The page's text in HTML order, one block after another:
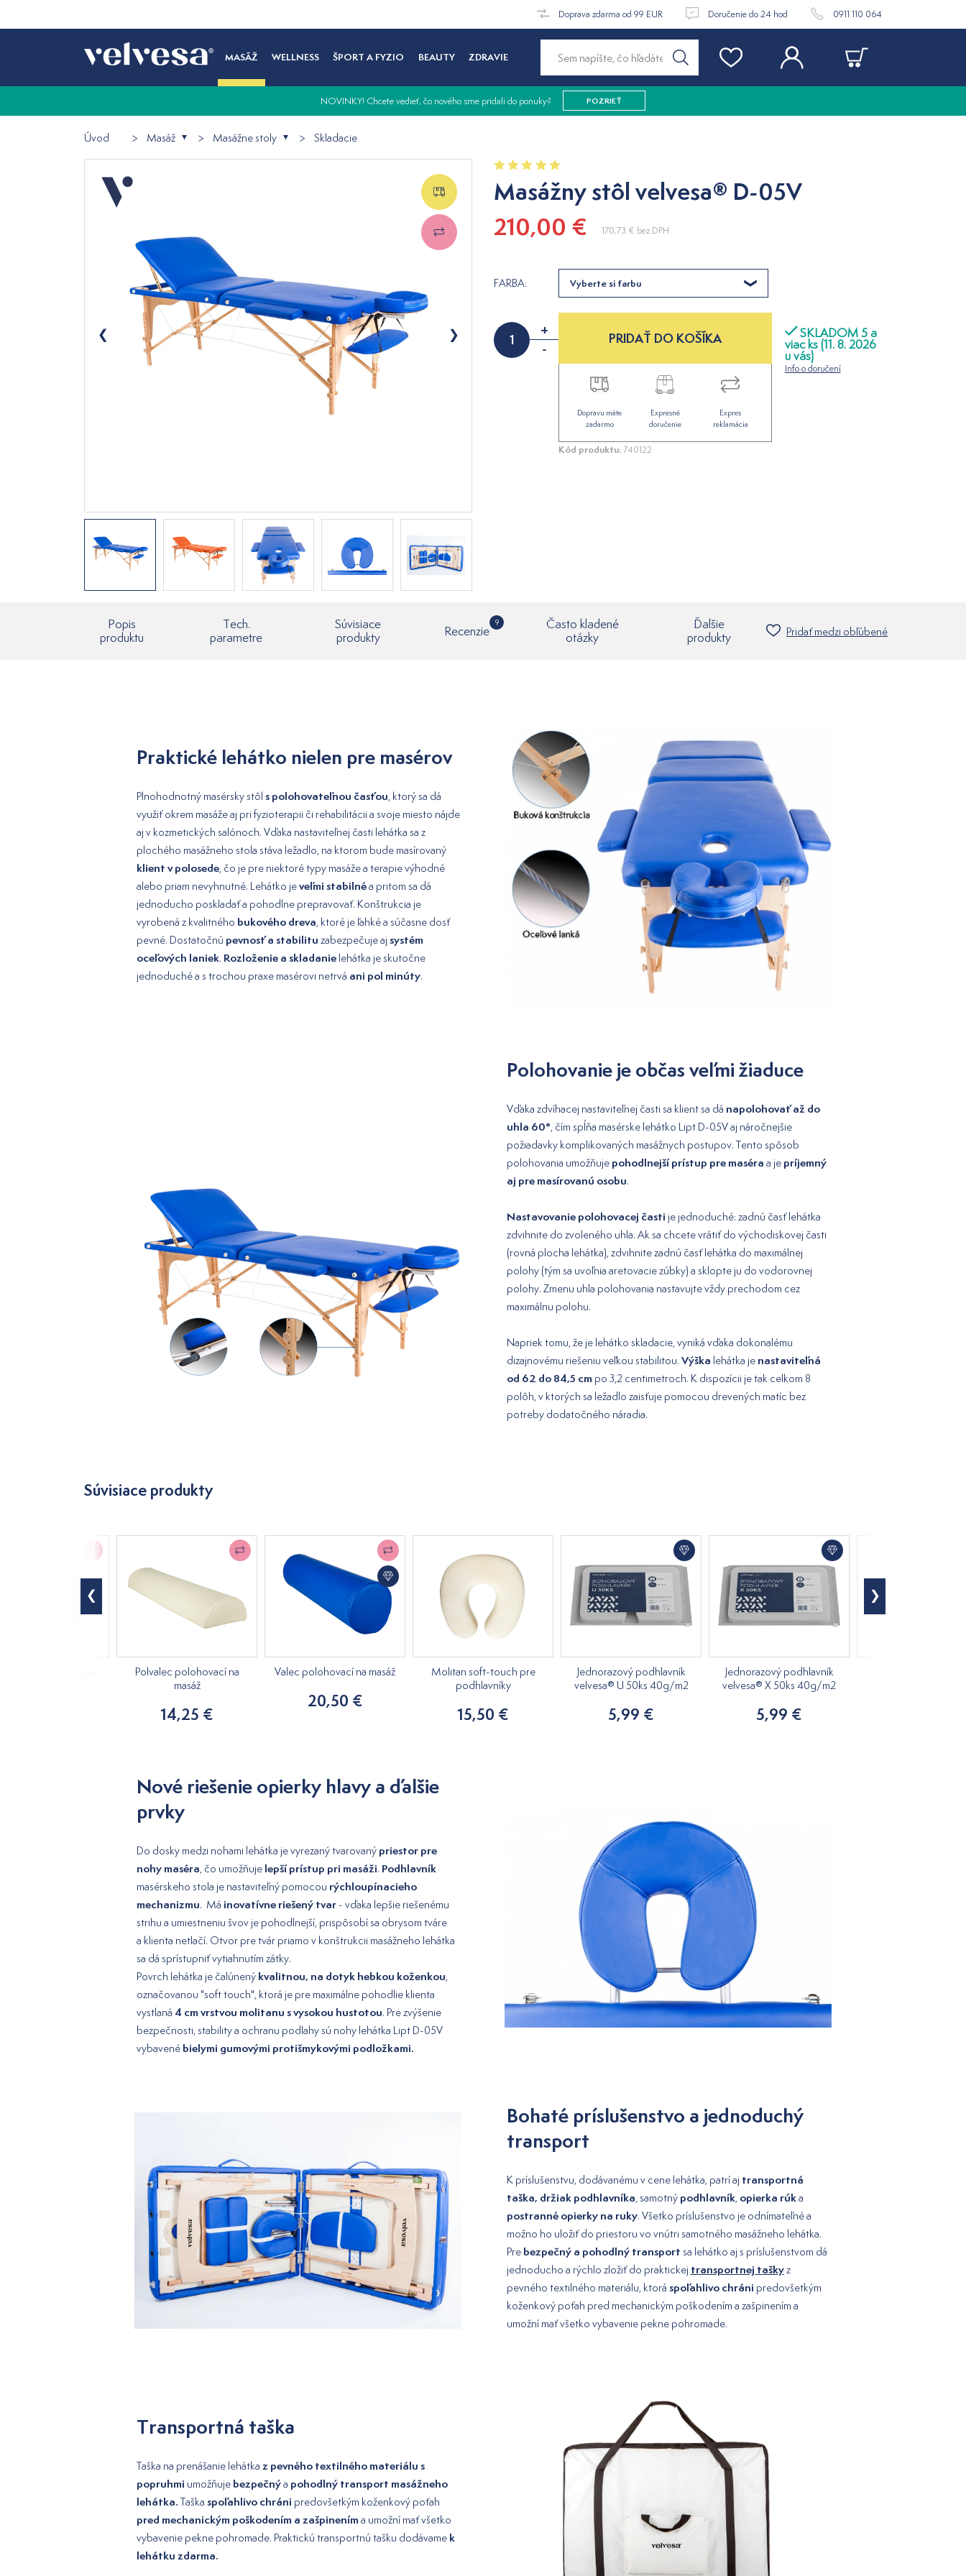
Doprava zdarma od 99 EUR Doručenie do 24 hod 0911 110 064
MASÁŽ WELLNESS ŠPORT A FYZIO BEAUTY ZDRAVIE
NOVINKY! Chcete vedieť, čo nového sme pridali do ponuky? POZRIEŤ
Úvod Masáž Masážne stoly Skladacie
Masážny stôl velvesa® D-05V
210,00 €
170,73 € bez DPH
FARBA: Vyberte si farbu
+
-
SKLADOM 5 a
viac ks (11. 8. 2026
u vás)
Info o doručení
PRIDAŤ DO KOŠÍKA
Dopravu máte
zadarmo
Expresné
doručenie
Expres
reklamácia
Kód produktu:740122
Popis
produktu
Tech.
parametre
Súvisiace
produkty
Recenzie
9
Často kladené
otázky
Ďalšie
produkty
Pridať medzi obľúbené
Praktické lehátko nielen pre masérov
Plnohodnotný masérsky stôl s polohovateľnou časťou , ktorý sa dá
využiť okrem masáže aj pri fyzioterapii či rehabilitácii a svoje miesto nájde
aj v kozmetických salónoch. Vďaka nastaviteľnej časti lehátka sa z
plochého masážneho stola stáva ležadlo, na ktorom bude masírovaný
klient v polosede, čo je pre niektoré typy masáže a terapie výhodné
alebo priam nevyhnutné. Lehátko jeveľmi stabilnéa pritom sa dá
jednoducho poskladať a pohodlne prepravovať. Konštrukcia je
vyrobená z kvalitného bukového dreva , ktoré je ľahké a súčasne dosť
pevné. Dostatočnú pevnosť a stabilitu zabezpečuje aj systém
oceľových laniek. Rozloženie a skladanielehátka je skutočne
jednoduché a s trochou praxe masérovi netrvá ani pol minúty.
Polohovanie je občas veľmi žiaduce
Vďaka zdvíhacej nastaviteľnej časti sa klient sa dá napolohovať až do
uhla 60° , čím spĺňa masérske lehátko Lipt D-05V aj náročnejšie
požiadavky komplikovaných masážnych postupov. Tento spôsob
polohovania umožňuje pohodlnejší prístup pre maséra a je príjemný
aj pre masírovanú osobu.
Nastavovanie polohovacej časti je jednoduché: zadnú časť lehátka
zdvihnite do zvoleného uhla. Ak sa chcete vrátiť do východiskovej časti
(rovná plocha lehátka), zdvihnite zadnú časť lehátka do maximálnej
polohy (tým sa uvoľnia aretovacie zúbky) a sklopte ju do vodorovnej
polohy. Zmenu uhla polohovania nastavujte vždy prechodom cez
maximálnu polohu.
Napriek tomu, že je lehátko skladacie, vyniká vďaka dokonalému
dizajnovému riešeniu veľkou stabilitou. Výška lehátka je nastaviteľná
od 62 do 84,5 cm po 3,2 centimetroch. K dispozícii je tak celkom 8
polôh, v ktorých sa ležadlo zaisťuje pomocou drevených matíc bez
potreby dodatočného náradia.
Súvisiace produkty
Polvalec polohovací na
masáž
14,25 €
Valec polohovací na masáž
20,50 €
Molitan soft-touch pre
podhlavníky
15,50 €
Jednorazový podhlavník
velvesa® U 50ks 40g/m2
5,99 €
Jednorazový podhlavník
velvesa® X 50ks 40g/m2
5,99 €
Nové riešenie opierky hlavy a ďalšie
prvky
Do dosky medzi nohami lehátka je vyrezaný tvarovaný priestor pre
nohy maséra, čo umožňuje lepší prístup pri masáži. Podhlavník
masérskeho stola je nastaviteľný pomocou rýchloupínacieho
mechanizmu. Má inovatívne riešený tvar- vďaka lepšie riešenému
strihu a umiestneniu švov je pohodlnejší, prispôsobí sa obrysom tváre
a klienta netlačí. Otvor pre tvár priamo v konštrukcii masážneho lehátka
sa dá sprístupniť vytiahnutím zátky.
Povrch lehátka je čalúnený kvalitnou, na dotyk hebkou koženkou,
označovanou "soft touch", ktorá je pre maximálne pohodlie klienta
vystlaná 4 cm vrstvou molitanu s vysokou hustotou. Pre zvýšenie
bezpečnosti, stability a ochranu podlahy sú nohy lehátka Lipt D-05V
vybavené bielymi gumovými protišmykovými podložkami.
Bohaté príslušenstvo a jednoduchý
transport
K príslušenstvu, dodávanému v cene lehátka, patrí aj transportná
taška, držiak podhlavníka, samotný podhlavník, opierka rúka
postranné opierky na ruky. Všetko príslušenstvo je odnímateľné a
možno ho uložiť do priestoru vo vnútri samotného masážneho lehátka.
Pre bezpečný a pohodlný transport sa lehátko aj s príslušenstvom dá
jednoducho a rýchlo zložiť do praktickej transportnej taškyz
pevného textilného materiálu, ktorá spoľahlivo chráni predovšetkým
koženkový poťah pred mechanickým poškodením a zašpinením a
umožní mať všetko vybavenie pekne pohromade.
Transportná taška
Taška na prenášanie lehátka z pevného textilného materiálu s
popruhmi umožňuje bezpečnýa pohodlný transport masážneho
lehátka. Taška spoľahlivo chráni predovšetkým koženkový poťah
pred mechanickým poškodením a zašpinením a umožní mať všetko
vybavenie pekne pohromade. Praktickú transportnú tašku dodávame k
lehátku zdarma.